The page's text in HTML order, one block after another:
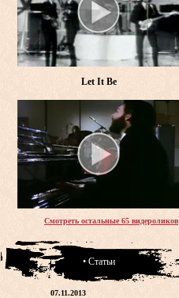
Let It Be
Смотреть остальные 65 видероликов
• Статьи
07.11.2013